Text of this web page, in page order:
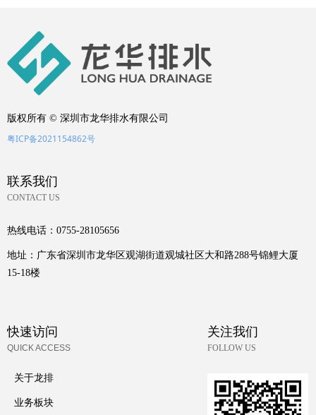
热线电话： 0755-28105656
地址： 广东省深圳市龙华区观湖街道观城社区大和路288号锦鲤大厦
15-18楼
联系我们
CONTACT US
关注我们
FOLLOW US
关于龙排
业务板块
快速访问
QUICK ACCESS
版权所有 © 深圳市龙华排水有限公司
粤ICP备2021154862号